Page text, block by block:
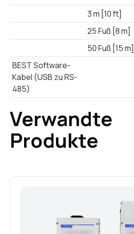
3 m [10 ft]
25 Fuß [8 m]
50 Fuß [15 m]
BEST Software-
Kabel (USB zu RS-
485)
Verwandte
Produkte